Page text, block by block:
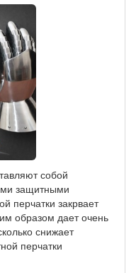
собой
защитными
перчатки закрвает
образом дает очень
снижает
перчатки